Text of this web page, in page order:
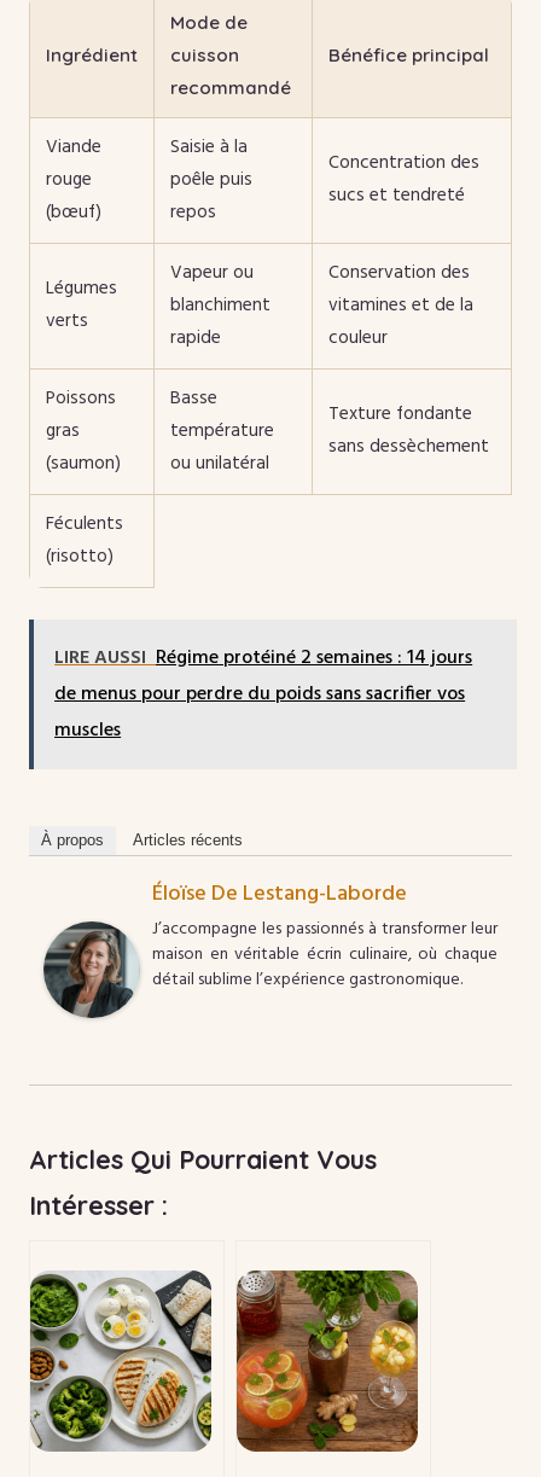
Ingrédient
Mode de
cuisson
recommandé
Bénéfice principal
Viande
rouge
(bœuf)
Saisie à la
poêle puis
repos
Concentration des
sucs et tendreté
Légumes
verts
Vapeur ou
blanchiment
rapide
Conservation des
vitamines et de la
couleur
Poissons
gras
(saumon)
Basse
température
ou unilatéral
Texture fondante
sans dessèchement
Féculents
(risotto)
LIRE AUSSI Régime protéiné 2 semaines : 14 jours
de menus pour perdre du poids sans sacrifier vos
muscles
À propos Articles récents
Éloïse De Lestang-Laborde
J’accompagne les passionnés à transformer leur
maison en véritable écrin culinaire, où chaque
détail sublime l’expérience gastronomique.
Articles Qui Pourraient Vous
Intéresser :